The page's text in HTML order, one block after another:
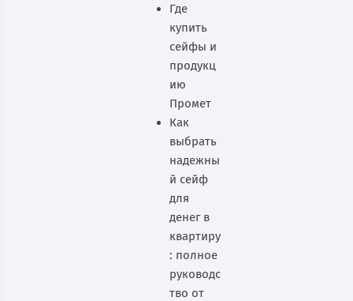
Где
купить
сейфы и
продукц
ию
Промет
Как
выбрать
надежны
й сейф
для
денег в
квартиру
: полное
руководс
тво от